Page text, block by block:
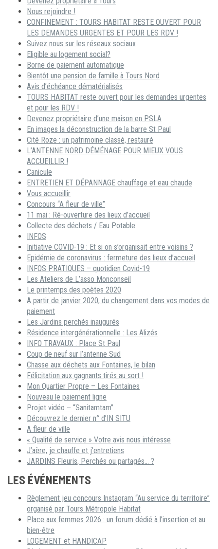
Nous rejoindre !
CONFINEMENT : TOURS HABITAT RESTE OUVERT POUR
LES DEMANDES URGENTES ET POUR LES RDV !
Suivez nous sur les réseaux sociaux
Eligible au logement social?
Borne de paiement automatique
Bientôt une pension de famille à Tours Nord
Avis d’échéance dématérialisés
TOURS HABITAT reste ouvert pour les demandes urgentes
et pour les RDV !
Devenez propriétaire d’une maison en PSLA
En images la déconstruction de la barre St Paul
Cité Roze : un patrimoine classé, restauré
L’ANTENNE NORD DÉMÉNAGE POUR MIEUX VOUS
ACCUEILLIR !
Canicule
ENTRETIEN ET DÉPANNAGE chauffage et eau chaude
Vous accueillir
Concours “A fleur de ville”
11 mai : Ré-ouverture des lieux d’accueil
Collecte des déchets / Eau Potable
INFOS
Initiative COVID-19 : Et si on s’organisait entre voisins ?
Epidémie de coronavirus : fermeture des lieux d’accueil
INFOS PRATIQUES – quotidien Covid-19
Les Ateliers de L’asso Monconseil
Le printemps des poètes 2020
A partir de janvier 2020, du changement dans vos modes de
paiement
Les Jardins perchés inaugurés
Résidence intergénérationnelle : Les Alizés
INFO TRAVAUX : Place St Paul
Coup de neuf sur l’antenne Sud
Chasse aux déchets aux Fontaines, le bilan
Félicitation aux gagnants tirés au sort !
Mon Quartier Propre – Les Fontaines
Nouveau le paiement ligne
Projet vidéo – “Sanitamtam”
Découvrez le dernier n° d’IN SITU
A fleur de ville
« Qualité de service » Votre avis nous intéresse
J’aère, je chauffe et j’entretiens
JARDINS Fleuris, Perchés ou partagés… ?
LES ÉVÉNEMENTS
Règlement jeu concours Instagram “Au service du territoire”
organisé par Tours Métropole Habitat
Place aux femmes 2026 : un forum dédié à l’insertion et au
bien-être
LOGEMENT et HANDICAP